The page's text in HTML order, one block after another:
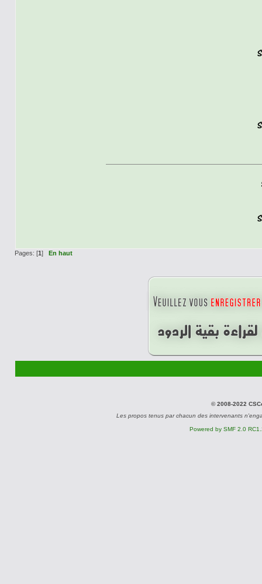
Pages: [1] En haut
© 2008-2022
Les propos tenus par chacun des intervenants
Powered by SMF 2.0